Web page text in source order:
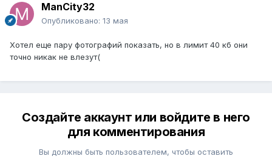
ManCity32
Опубликовано: 13 мая
Хотел еще пару фотографий показать, но в лимит 40 кб они
точно никак не влезут(
Создайте аккаунт или войдите в него
для комментирования
Вы должны быть пользователем, чтобы оставить